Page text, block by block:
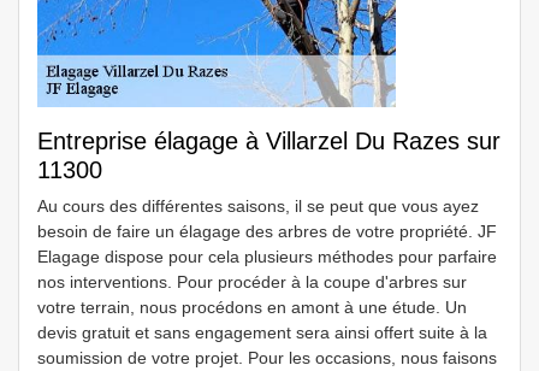
Entreprise élagage à Villarzel Du Razes sur
11300
Au cours des différentes saisons, il se peut que vous ayez
besoin de faire un élagage des arbres de votre propriété. JF
Elagage dispose pour cela plusieurs méthodes pour parfaire
nos interventions. Pour procéder à la coupe d'arbres sur
votre terrain, nous procédons en amont à une étude. Un
devis gratuit et sans engagement sera ainsi offert suite à la
soumission de votre projet. Pour les occasions, nous faisons